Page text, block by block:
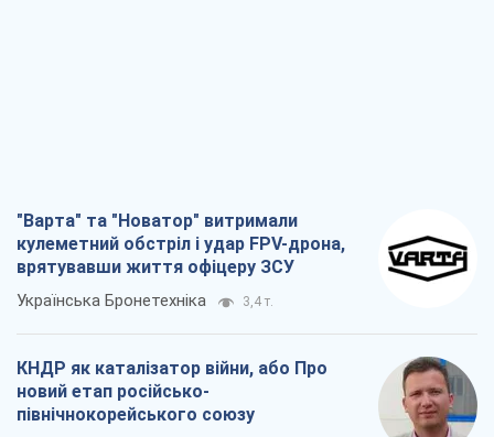
"Варта" та "Новатор" витримали
кулеметний обстріл і удар FPV-дрона,
врятувавши життя офіцеру ЗСУ
Українська Бронетехніка 3,4 т.
КНДР як каталізатор війни, або Про
новий етап російсько-
північнокорейського союзу